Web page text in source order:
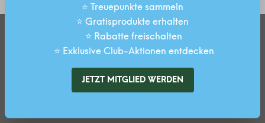
⭐ Treuepunkte sammeln
⭐ Gratisprodukte erhalten
⭐ Rabatte freischalten
⭐ Exklusive Club-Aktionen entdecken
JETZT MITGLIED WERDEN